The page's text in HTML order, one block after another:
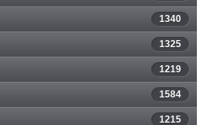
1340
1325
1219
1584
1215